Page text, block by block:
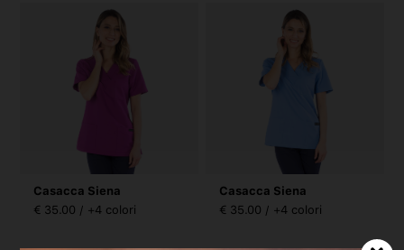
Casacca Siena
€ 35.00 / +4 colori
Casacca Siena
€ 35.00 / +4 colori